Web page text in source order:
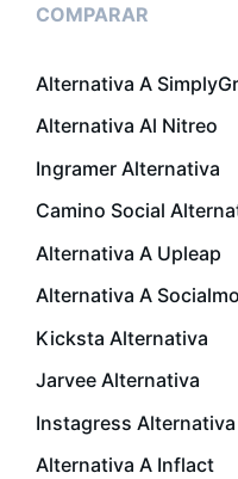
COMPARAR
Alternativa A
Alternativa Al Nitreo
Ingramer Alternativa
Camino Social
Alternativa A Upleap
Alternativa A
Kicksta Alternativa
Jarvee Alternativa
Instagress Alternativa
Alternativa A Inflact